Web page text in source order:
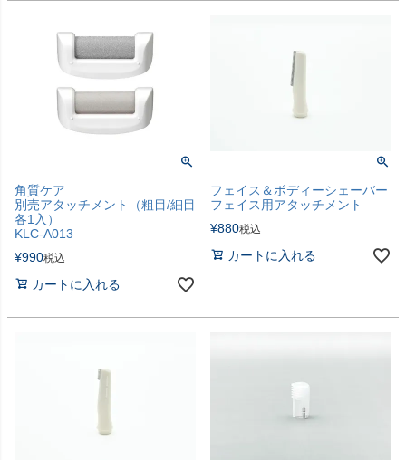
角質ケア
別売アタッチメント（粗目/細目
各1入）
KLC-A013
¥990税込
カートに入れる
フェイス＆ボディーシェーバー
フェイス用アタッチメント
¥880税込
カートに入れる